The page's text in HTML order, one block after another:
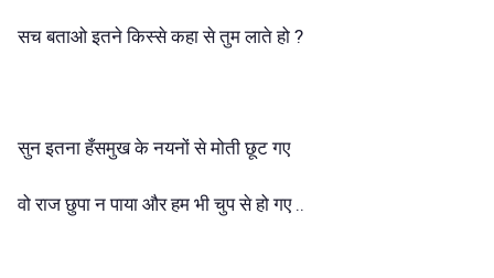
सच बताओ इतने किस्से कहा से तुम लाते हो ?
सुन इतना हँसमुख के नयनों से मोती छूट गए
वो राज छुपा न पाया और हम भी चुप से हो गए ..